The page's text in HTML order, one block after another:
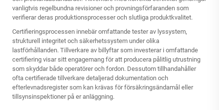
vanligtvis regelbundna revisioner och provningsförfaranden som
verifierar deras produktionsprocesser och slutliga produktkvalitet.
Certifieringsprocessen innebär omfattande tester av lyssystem,
strukturell integritet och säkerhetssystem under olika
lastförhållanden. Tillverkare av billyftar som investerar i omfattande
certifiering visar sitt engagemang för att producera pålitlig utrustning
som skyddar både operatörer och fordon. Dessutom tillhandahåller
ofta certifierade tillverkare detaljerad dokumentation och
efterlevnadsregister som kan krävas för försäkringsändamål eller
tillsynsinspektioner på er anläggning.